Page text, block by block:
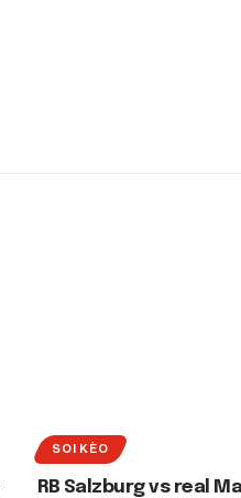
SOI KÈO
RB Salzburg vs real